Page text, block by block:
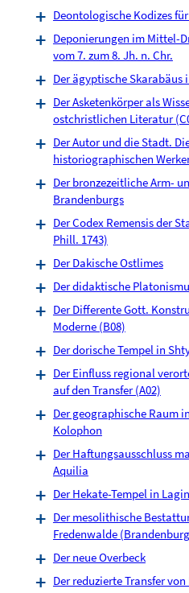
Deontologische Kodizes
Deponierungen im Mittel-
vom 7. zum 8. Jh. n. Chr.
Der ägyptische Skarabäus
Der Asketenkörper als
ostchristlichen Literatur
Der Autor und die Stadt.
historiographischen
Der bronzezeitliche Arm-
Brandenburgs
Der Codex Remensis der
Phill. 1743)
Der Dakische Ostlimes
Der didaktische
Der Differente Gott.
Moderne (B08)
Der dorische Tempel in
Der Einfluss regional
auf den Transfer (A02)
Der geographische Raum
Kolophon
Der Haftungsausschluss
Aquilia
Der Hekate-Tempel in
Der mesolithische
Fredenwalde
Der neue Overbeck
Der reduzierte Transfer